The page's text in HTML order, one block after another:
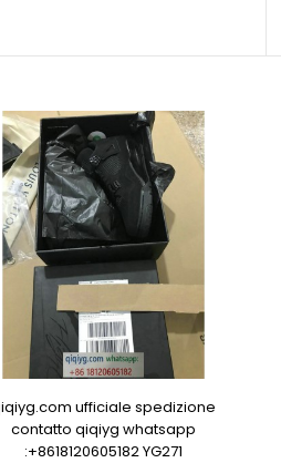
ufficiale spedizione
contatto qiqiyg whatsapp
:+8618120605182 YG271